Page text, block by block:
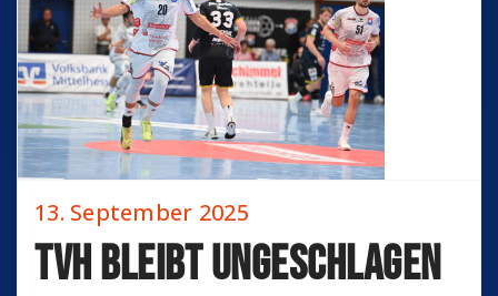
TVH bleibt ungeschlagen
13. September 2025